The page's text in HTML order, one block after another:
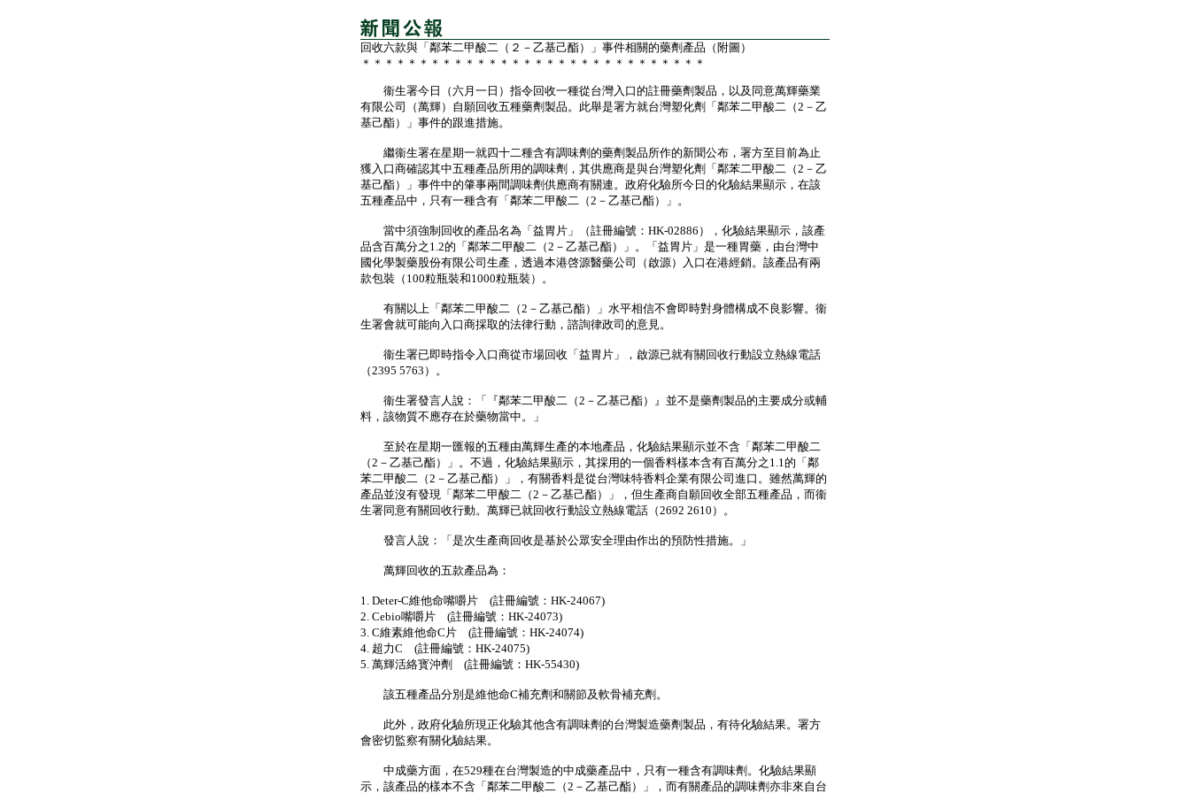
回收六款與「鄰苯二甲酸二（２－乙基己酯）」事件相關的藥劑產品（附圖）
＊＊＊＊＊＊＊＊＊＊＊＊＊＊＊＊＊＊＊＊＊＊＊＊＊＊＊＊＊＊
衞生署今日（六月一日）指令回收一種從台灣入口的註冊藥劑製品，以及同意萬輝藥業
有限公司（萬輝）自願回收五種藥劑製品。此舉是署方就台灣塑化劑「鄰苯二甲酸二（2－乙
基己酯）」事件的跟進措施。
繼衞生署在星期一就四十二種含有調味劑的藥劑製品所作的新聞公布，署方至目前為止
獲入口商確認其中五種產品所用的調味劑，其供應商是與台灣塑化劑「鄰苯二甲酸二（2－乙
基己酯）」事件中的肇事兩間調味劑供應商有關連。政府化驗所今日的化驗結果顯示，在該
五種產品中，只有一種含有「鄰苯二甲酸二（2－乙基己酯）」。
當中須強制回收的產品名為「益胃片」（註冊編號：HK-02886），化驗結果顯示，該產
品含百萬分之1.2的「鄰苯二甲酸二（2－乙基己酯）」。「益胃片」是一種胃藥，由台灣中
國化學製藥股份有限公司生產，透過本港啓源醫藥公司（啟源）入口在港經銷。該產品有兩
款包裝（100粒瓶裝和1000粒瓶裝）。
有關以上「鄰苯二甲酸二（2－乙基己酯）」水平相信不會即時對身體構成不良影響。衞
生署會就可能向入口商採取的法律行動，諮詢律政司的意見。
衞生署已即時指令入口商從市場回收「益胃片」，啟源已就有關回收行動設立熱線電話
（2395 5763）。
衞生署發言人說：「『鄰苯二甲酸二（2－乙基己酯）』並不是藥劑製品的主要成分或輔
料，該物質不應存在於藥物當中。」
至於在星期一匯報的五種由萬輝生產的本地產品，化驗結果顯示並不含「鄰苯二甲酸二
（2－乙基己酯）」。不過，化驗結果顯示，其採用的一個香料樣本含有百萬分之1.1的「鄰
苯二甲酸二（2－乙基己酯）」，有關香料是從台灣味特香料企業有限公司進口。雖然萬輝的
產品並沒有發現「鄰苯二甲酸二（2－乙基己酯）」，但生產商自願回收全部五種產品，而衞
生署同意有關回收行動。萬輝已就回收行動設立熱線電話（2692 2610）。
發言人說：「是次生產商回收是基於公眾安全理由作出的預防性措施。」
萬輝回收的五款產品為：
1. Deter-C維他命嘴嚼片 (註冊編號：HK-24067)
2. Cebio嘴嚼片 (註冊編號：HK-24073)
3. C維素維他命C片 (註冊編號：HK-24074)
4. 超力C (註冊編號：HK-24075)
5. 萬輝活絡寳沖劑 (註冊編號：HK-55430)
該五種產品分別是維他命C補充劑和關節及軟骨補充劑。
此外，政府化驗所現正化驗其他含有調味劑的台灣製造藥劑製品，有待化驗結果。署方
會密切監察有關化驗結果。
中成藥方面，在529種在台灣製造的中成藥產品中，只有一種含有調味劑。化驗結果顯
示，該產品的樣本不含「鄰苯二甲酸二（2－乙基己酯）」，而有關產品的調味劑亦非來自台